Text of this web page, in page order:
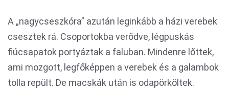
A „nagycseszkóra” azután leginkább a házi verebek
csesztek rá. Csoportokba verődve, légpuskás
fiúcsapatok portyáztak a faluban. Mindenre lőttek,
ami mozgott, legfőképpen a verebek és a galambok
tolla repült. De macskák után is odapörköltek.